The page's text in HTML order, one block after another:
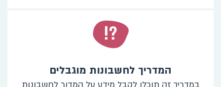
המדריך לחשבונות מוגבלים